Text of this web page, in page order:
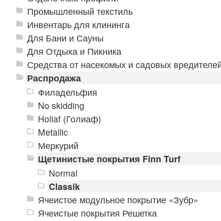
Промышленный текстиль
Инвентарь для клининга
Для Бани и Сауны
Для Отдыха и Пикника
Средства от насекомых и садовых
Распродажа
Филадельфия
No skidding
Holiaf (Голиаф)
Metallic
Меркурий
Щетинистые покрытия Finn Turf
Normal
Classik
Ячеистое модульное покрытие «Зубр»
Ячеистые покрытия Решетка